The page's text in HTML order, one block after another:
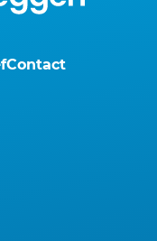
Contact